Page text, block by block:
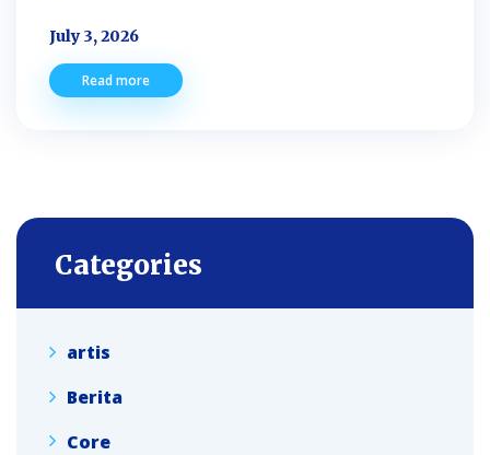
July 3, 2026
Read more
Categories
artis
Berita
Core